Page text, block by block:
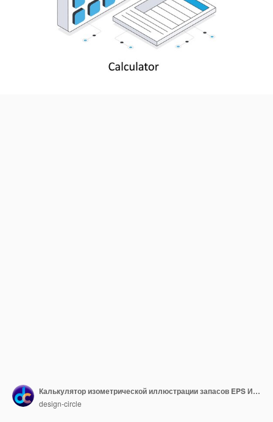
Калькулятор изометрической иллюстрации запасов EPS Иллюстрация запасов файла
design-circle